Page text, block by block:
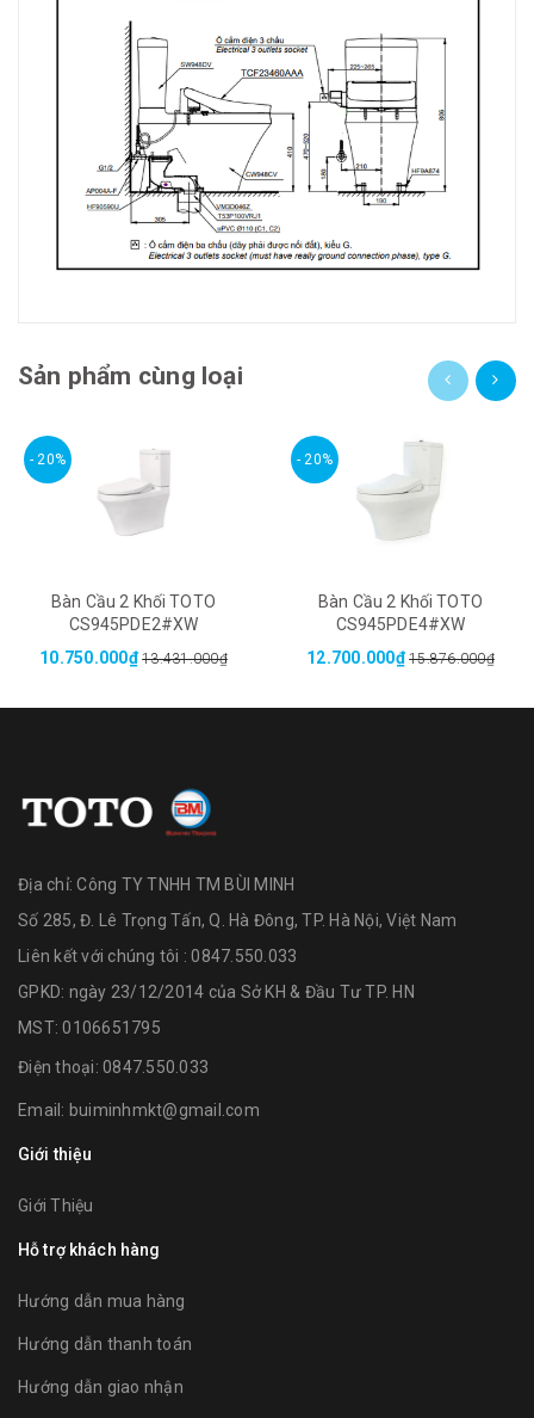
Sản phẩm cùng loại
- 20%
Bàn Cầu 2 Khối TOTO
CS945PDE2#XW
10.750.000₫ 13.431.000₫
- 20%
Bàn Cầu 2 Khối TOTO
CS945PDE4#XW
12.700.000₫ 15.876.000₫
Địa chỉ:Công TY TNHH TM BÙI MINH
Số 285, Đ. Lê Trọng Tấn, Q. Hà Đông, TP. Hà Nội, Việt Nam
Liên kết với chúng tôi : 0847.550.033
GPKD: ngày 23/12/2014 của Sở KH & Đầu Tư TP. HN
MST: 0106651795
Điện thoại: 0847.550.033
Email: buiminhmkt@gmail.com
Giới thiệu
Giới Thiệu
Hỗ trợ khách hàng
Hướng dẫn mua hàng
Hướng dẫn thanh toán
Hướng dẫn giao nhận